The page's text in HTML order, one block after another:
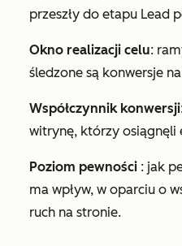
przeszły do etapu Lead
Okno realizacji celu:
śledzone są konwersje
Współczynnik konwersji
witrynę, którzy osiągnęli
Poziom pewności : jak
ma wpływ, w oparciu o
ruch na stronie.